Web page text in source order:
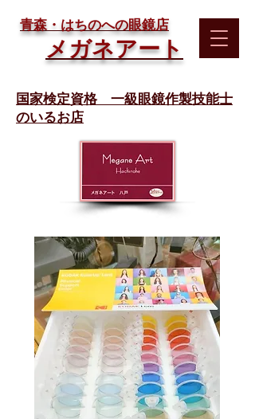
​青森・はちのへの眼鏡店
メガネアート
国家検定資格 一級眼鏡作製技能士
のいるお店